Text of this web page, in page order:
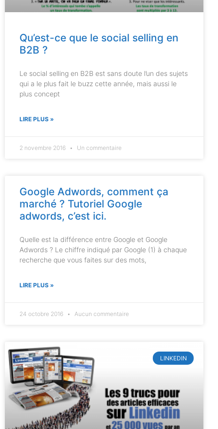
Qu’est-ce que le social selling en
B2B ?
Le social selling en B2B est sans doute l’un des sujets
qui a le plus fait le buzz cette année, mais aussi le
plus concept
LIRE PLUS »
2 novembre 2016 Un commentaire
Google Adwords, comment ça
marché ? Tutoriel Google
adwords, c’est ici.
Quelle est la différence entre Google et Google
Adwords ? Le chiffre indiqué par Google (1) à chaque
recherche que vous faites sur des mots,
LIRE PLUS »
24 octobre 2016 Aucun commentaire
LINKEDIN